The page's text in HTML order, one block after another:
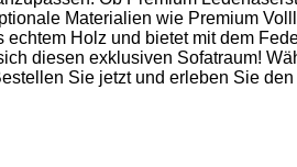
Materialien wie Premium
Holz und bietet mit dem
diesen exklusiven Sofatraum!
Sie jetzt und erleben Sie